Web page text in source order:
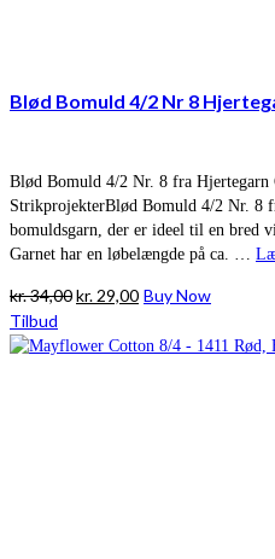
Blød Bomuld 4/2 Nr 8
Blød Bomuld 4/2 Nr. 8 fra
StrikprojekterBlød Bomuld 4/2 Nr. 8
bomuldsgarn, der er ideel til en bred
Garnet har en løbelængde på ca. …
kr.34,00Den
pris
kr. 29,00Den
pris
Buy Now
Tilbud